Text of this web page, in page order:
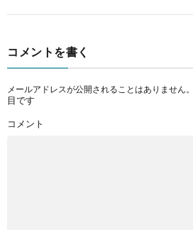
コメントを書く
メールアドレスが公開されることはありません。
目です
コメント